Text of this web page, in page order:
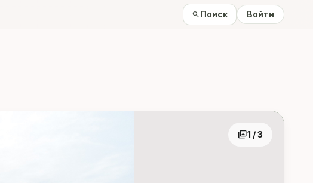
searchПоиск Войти
photo_library1 / 3